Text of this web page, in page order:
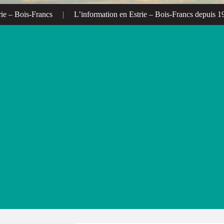
Francs | L’information en Estrie – Bois-Francs depuis 1972